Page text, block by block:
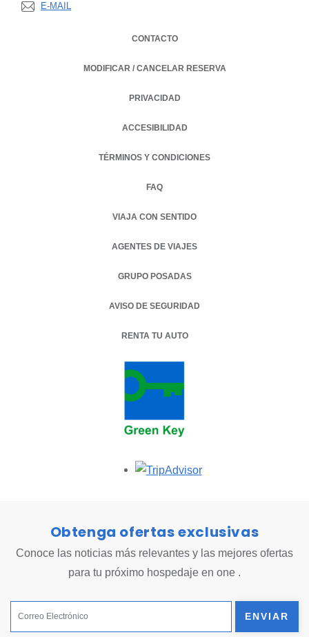
E-MAIL
CONTACTO
MODIFICAR / CANCELAR RESERVA
PRIVACIDAD
OPENS IN A NEW TAB.
ACCESIBILIDAD
TÉRMINOS Y CONDICIONES
FAQ
VIAJA CON SENTIDO
AGENTES DE VIAJES
GRUPO POSADAS
AVISO DE SEGURIDAD
RENTA TU AUTO
OPENS IN A NEW TAB.
Opens in a new tab.
Obtenga ofertas exclusivas
Conoce las noticias más relevantes y las mejores ofertas
para tu próximo hospedaje en one .
ENVIAR